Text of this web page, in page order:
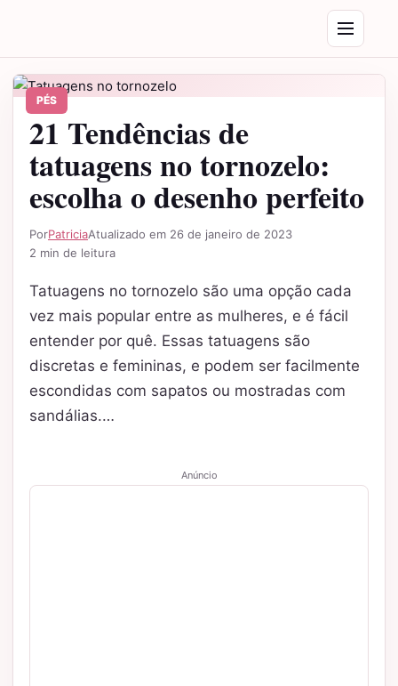
Abrir menu
PÉS
21 Tendências de
tatuagens no tornozelo:
escolha o desenho perfeito
PorPatriciaAtualizado em 26 de janeiro de 2023
2 min de leitura
Tatuagens no tornozelo são uma opção cada
vez mais popular entre as mulheres, e é fácil
entender por quê. Essas tatuagens são
discretas e femininas, e podem ser facilmente
escondidas com sapatos ou mostradas com
sandálias.…
Anúncio